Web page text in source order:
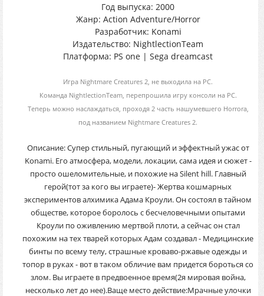
Год выпуска: 2000
Жанр: Action Adventure/Horror
Разработчик: Konami
Издательство: NightlectionTeam
Платформа: PS one | Sega dreamcast
Игра Nightmare Creatures 2, не выходила на PC.
Команда NightlectionTeam, перепрошила игру консоли на PC.
Теперь можно наслаждаться, проходя 2 часть нашумевшего Horrora,
под названием Nightmare Creatures 2.
Описание: Cупер стильный, пугающий и эффектный ужас от
Konami. Его атмосфера, модели, локации, сама идея и сюжет -
просто ошеломительные, и похожие на Silent hill. Главный
герой(тот за кого вы играете)- Жертва кошмарных
экспериментов алхимика Адама Кроули. Он состоял в тайном
обществе, которое боролось с бесчеловечными опытами
Кроули по оживлению мертвой плоти, а сейчас он стал
похожим на тех тварей которых Адам создавал - Медицинские
бинты по всему телу, страшные кроваво-ржавые одежды и
топор в руках - вот в таком обличие вам придется бороться со
злом. Вы играете в предвоенное время(2я мировая война,
несколько лет до нее).Ваще место действие:Мрачные улочки